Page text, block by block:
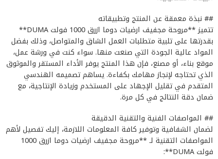
## نبذة معمقة عن المنتج وتطبيقاته
تتميز **مروحة مجفيف ارضيات دوما ازرق 1000 فولت DUMA**
بقدرتها على تلبية متطلبات العمل الشاق والمتواصل، وذلك بفضل
المواد عالية الجودة التي صنعت منها. سواء كنت في ورشة عمل،
موقع بناء، أو مصنع، فإن هذا المنتج يوفر الأداء المستقر والموثوق
الذي تحتاجه لإنجاز مهامك بكفاءة. يساهم تصميمه الهندسي
المتقدم في تقليل الإجهاد على المستخدم وزيادة الإنتاجية، مع
ضمان دقة النتائج في كل مرة.
## المواصفات الفنية والتقنية الدقيقة
لضمان الشفافية وتوفير كافة المعلومات اللازمة، إليك تفصيل لأهم
المواصفات التقنية لـ **مروحة مجفيف ارضيات دوما ازرق 1000
فولت DUMA**: